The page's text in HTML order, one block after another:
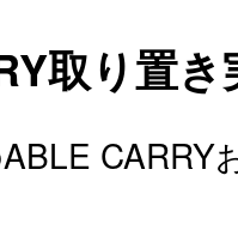
取り置き
CARRY